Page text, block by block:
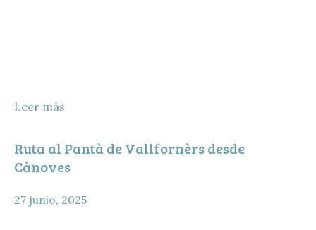
Leer más
Ruta al Pantà de Vallfornèrs desde
Cànoves
27 junio, 2025